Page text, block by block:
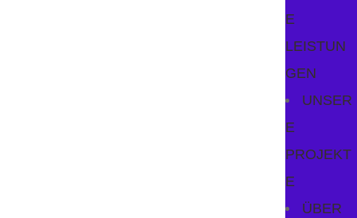
E
LEISTUN
GEN
UNSER
E
PROJEKT
E
ÜBER